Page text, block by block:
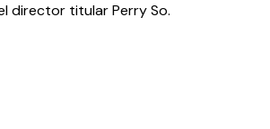
director titular Perry So.